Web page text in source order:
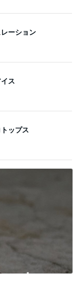
ーション
ス
ップス